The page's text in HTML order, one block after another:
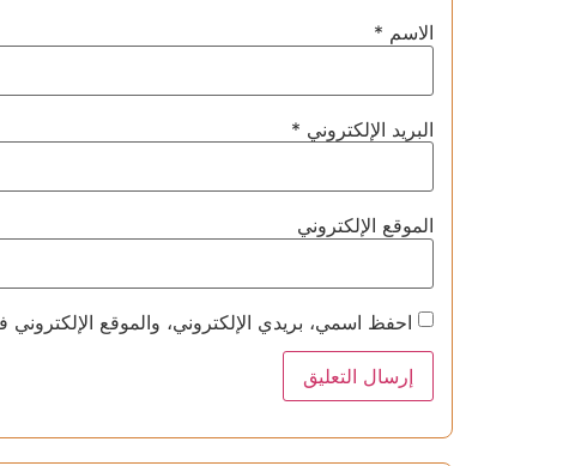
الاسم *
البريد الإلكتروني *
الموقع الإلكتروني
احفظ اسمي، بريدي الإلكتروني، والموقع